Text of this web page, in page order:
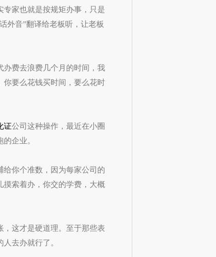
家也就是按规矩办事，只是
外音”翻译给老板听，让老板
办费去浪费几个月的时间，我
你要么花钱买时间，要么花时
证公司这种操作，最近在小圈
企业。
给你个准数，因为每家公司的
摸索着办，你交的学费，大概
这才是硬道理。至于那些表
去办就行了。